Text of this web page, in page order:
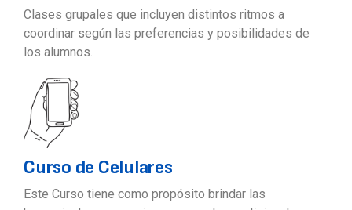
Clases grupales que incluyen distintos ritmos a
coordinar según las preferencias y posibilidades de
los alumnos.
Curso de Celulares
Este Curso tiene como propósito brindar las